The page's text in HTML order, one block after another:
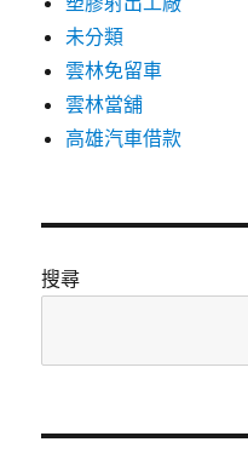
未分類
雲林免留車
雲林當舖
高雄汽車借款
搜尋